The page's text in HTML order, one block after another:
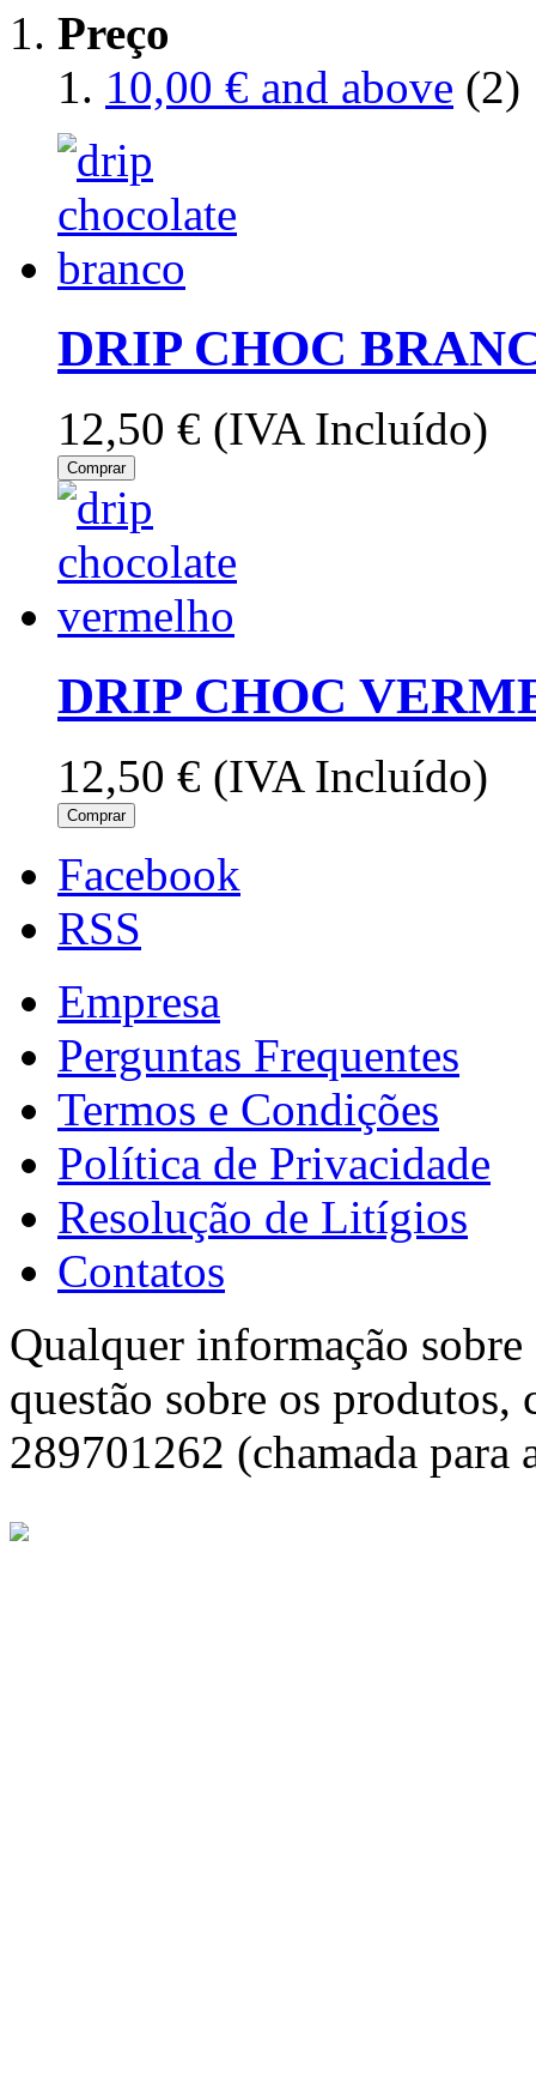
Preço
10,00 € and above (2)
DRIP CHOC
12,50 € (IVA Incluído)
Comprar
DRIP CHOC
12,50 € (IVA Incluído)
Comprar
Facebook
RSS
Empresa
Perguntas Frequentes
Termos e Condições
Política de Privacidade
Resolução de Litígios
Contatos
Qualquer informação
questão sobre os
289701262 (chamada para